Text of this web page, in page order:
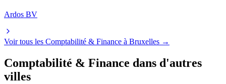
Ardos BV
Voir tous les Comptabilité & Finance à Bruxelles →
Comptabilité & Finance dans d'autres
villes